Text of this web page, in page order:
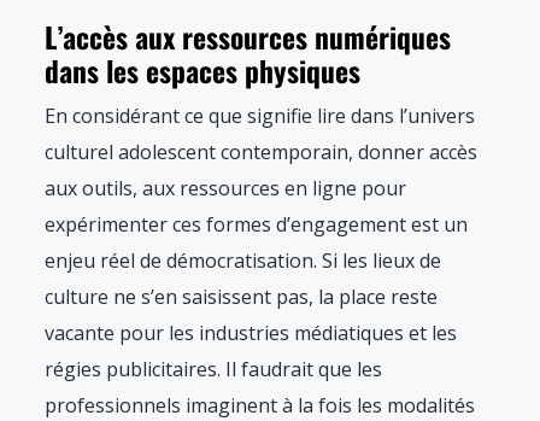
L’accès aux ressources numériques
dans les espaces physiques
En considérant ce que signifie lire dans l’univers
culturel adolescent contemporain, donner accès
aux outils, aux ressources en ligne pour
expérimenter ces formes d’engagement est un
enjeu réel de démocratisation. Si les lieux de
culture ne s’en saisissent pas, la place reste
vacante pour les industries médiatiques et les
régies publicitaires. Il faudrait que les
professionnels imaginent à la fois les modalités